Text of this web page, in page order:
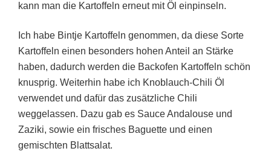
kann man die Kartoffeln erneut mit Öl einpinseln.
Ich habe Bintje Kartoffeln genommen, da diese Sorte
Kartoffeln einen besonders hohen Anteil an Stärke
haben, dadurch werden die Backofen Kartoffeln schön
knusprig. Weiterhin habe ich Knoblauch-Chili Öl
verwendet und dafür das zusätzliche Chili
weggelassen. Dazu gab es Sauce Andalouse und
Zaziki, sowie ein frisches Baguette und einen
gemischten Blattsalat.